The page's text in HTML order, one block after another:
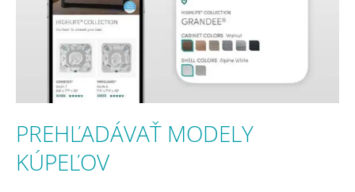
PREHĽADÁVAŤ MODELY
KÚPEĽOV